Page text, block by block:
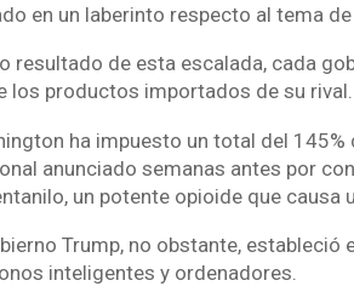
en un laberinto respecto al tema de
resultado de esta escalada, cada
los productos importados de su rival.
ha impuesto un total del
anunciado semanas antes por
un potente opioide que causa
Trump, no obstante,
inteligentes y ordenadores.